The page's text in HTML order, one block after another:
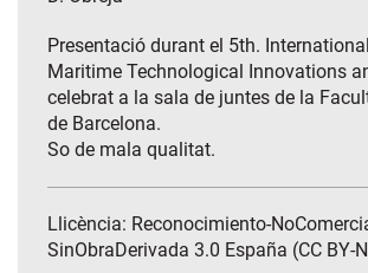
Presentació durant el 5th.
Maritime Technological Innovations
celebrat a la sala de juntes de la
de Barcelona.
So de mala qualitat.
Llicència: Reconocimiento-
SinObraDerivada 3.0 España (CC BY-